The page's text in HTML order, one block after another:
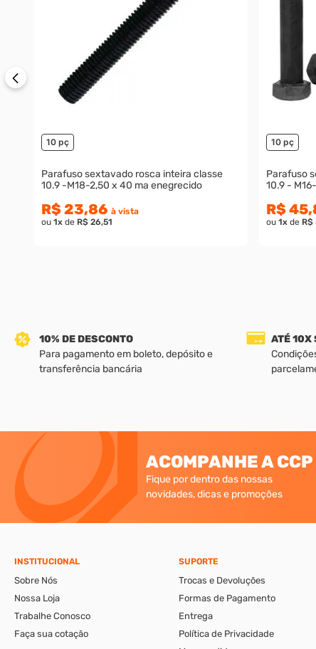
10 pç
Parafuso sextavado rosca inteira classe
10.9 -M18-2,50 x 40 ma enegrecido
R$ 23,86 à vista
ou 1xde R$ 26,51
10 pç
Parafuso
10.9 -
R$
ou 1xde R$
10% DE DESCONTO
Para pagamento em boleto, depósito e
transferência bancária
ATÉ 10X
ACOMPANHE A CCP
Fique por dentro das nossas
novidades, dicas e promoções
INSTITUCIONAL
Sobre Nós
Nossa Loja
Trabalhe Conosco
Faça sua cotação
SUPORTE
Trocas e Devoluções
Formas de Pagamento
Entrega
Política de Privacidade